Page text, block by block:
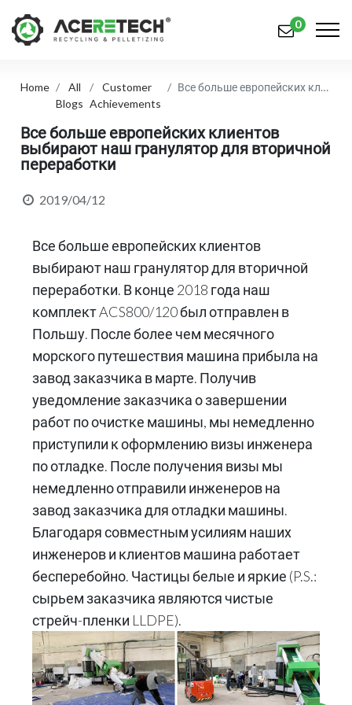
Продукция
Приложения
Решения
Поддерживать
Связаться с нами
简体中文 English (US)
русский язык Español
0
Home
All
Blogs
Customer
Achievements
Все больше европейских клиентов выбирают наш гранулятор для вторичной переработки
Все больше европейских клиентов
выбирают наш гранулятор для вторичной
переработки
2019/04/12
Все больше европейских клиентов
выбирают наш гранулятор для вторичной
переработки. В конце 2018 года наш
комплект ACS800/120 был отправлен в
Польшу. После более чем месячного
морского путешествия машина прибыла на
завод заказчика в марте. Получив
уведомление заказчика о завершении
работ по очистке машины, мы немедленно
приступили к оформлению визы инженера
по отладке. После получения визы мы
немедленно отправили инженеров на
завод заказчика для отладки машины.
Благодаря совместным усилиям наших
инженеров и клиентов машина работает
бесперебойно. Частицы белые и яркие (P.S.:
сырьем заказчика являются чистые
стрейч-пленки LLDPE).